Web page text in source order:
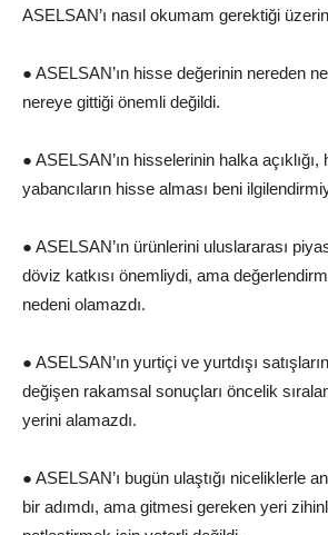
ASELSAN’ı nasıl okumam gerektiği
● ASELSAN’ın hisse değerinin nereden
nereye gittiği önemli değildi.
● ASELSAN’ın hisselerinin halka
yabancıların hisse alması beni
● ASELSAN’ın ürünlerini uluslararası
döviz katkısı önemliydi, ama
nedeni olamazdı.
● ASELSAN’ın yurtiçi ve yurtdışı
değişen rakamsal sonuçları öncelik
yerini alamazdı.
● ASELSAN’ı bugün ulaştığı niceliklerle
bir adımdı, ama gitmesi gereken yeri